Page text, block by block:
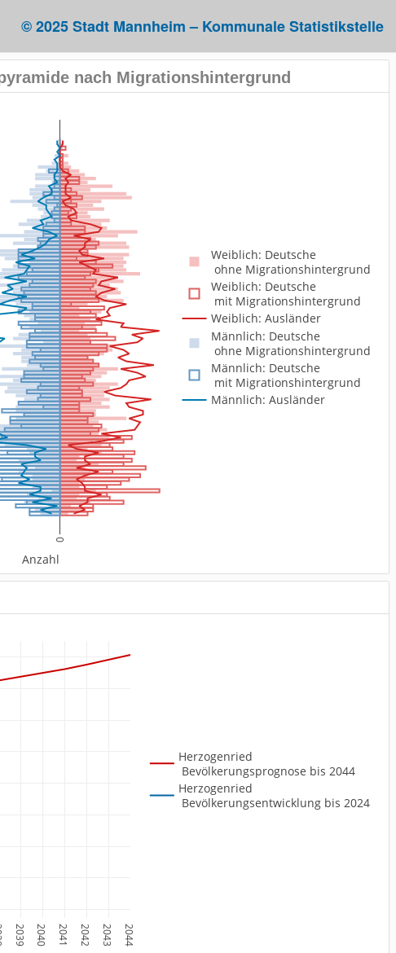
© 2025 Stadt Mannheim – Kommunale Statistikstelle
nach Migrationshintergrund
0
Weiblich: Deutsche
ohne Migrationshintergrund
Weiblich: Deutsche
mit Migrationshintergrund
Weiblich: Ausländer
Männlich: Deutsche
ohne Migrationshintergrund
Männlich: Deutsche
mit Migrationshintergrund
Männlich: Ausländer
Anzahl
2039 2040 2041 2042 2043 2044
Herzogenried
Bevölkerungsprognose bis 2044
Herzogenried
Bevölkerungsentwicklung bis 2024